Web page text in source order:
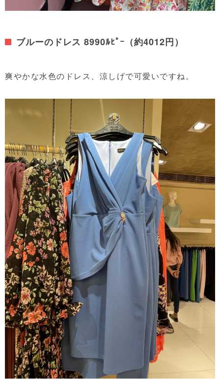
ブルーのドレス 8990ﾙﾋﾟｰ（約4012円）
爽やかな水色のドレス、涼しげで可愛いですね。